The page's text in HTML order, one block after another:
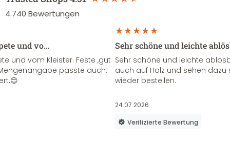
4.740 Bewertungen
und vo…
und vom Kleister. Feste ,gut
passte auch.
Sehr schöne und leichte
Sehr schöne und leichte
auch auf Holz und sehen
wieder bestellen.
24.07.2026
Verifizierte Bewertung